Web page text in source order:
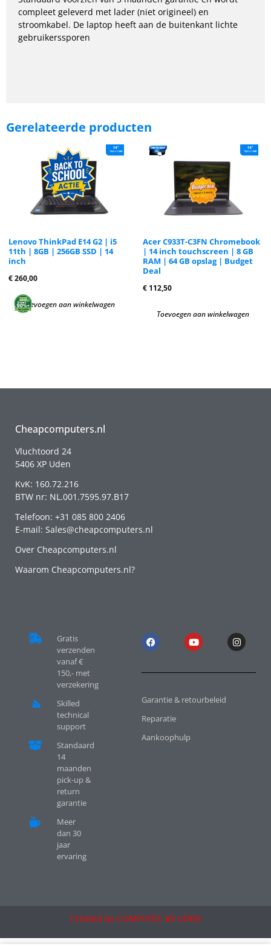
compleet geleverd met lader (niet origineel) en
stroomkabel. De laptop heeft aan de buitenkant lichte
gebruikerssporen
Gerelateerde producten
Lenovo ThinkPad E14 G2 | i5
11th | 8GB | 256GB SSD | 14
inch
€260,00
Toevoegen aan winkelwagen
Acer C933T-C3FN Chromebook
| 14 inch touchscreen | 8 GB
RAM | 64 GB opslag | Budget
Deal
€ 112,50
Toevoegen aan winkelwagen
Cheapcomputers.nl
Vluchtoord 24
5406 XP Uden
KvK: 160.72.216
BTW nr: NL.001.7595.97.B17
Telefoon: +31 085 800 2406
E-mail: Sales@cheapcomputers.nl
Over Cheapcomputers.nl
Waarom Cheapcomputers.nl?
Gratis
verzenden
vanaf €
150,- met
verzekering
Skilled
technical
support
Standaard
14
maanden
pick-up &
return
garantie
Meer
dan 30
jaar
ervaring
Garantie & retourbeleid
Reparatie
Aankoophulp
Created by COMPUTEC BV UDEN